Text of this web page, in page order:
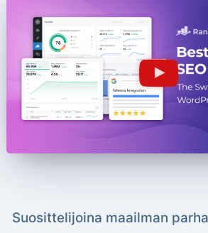
Suosittelijoina maailman